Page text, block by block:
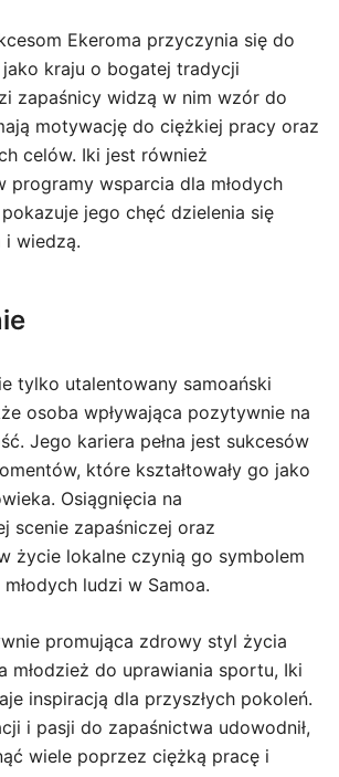
Ekeroma przyczynia się do
kraju o bogatej tradycji
zapaśnicy widzą w nim wzór do
motywację do ciężkiej pracy oraz
celów. Iki jest również
programy wsparcia dla młodych
jego chęć dzielenia się
i wiedzą.
tylko utalentowany samoański
osoba wpływająca pozytywnie na
Jego kariera pełna jest sukcesów
które kształtowały go jako
Osiągnięcia na
scenie zapaśniczej oraz
życie lokalne czynią go symbolem
ludzi w Samoa.
promująca zdrowy styl życia
młodzież do uprawiania sportu, Iki
inspiracją dla przyszłych pokoleń.
i pasji do zapaśnictwa udowodnił,
wiele poprzez ciężką pracę i